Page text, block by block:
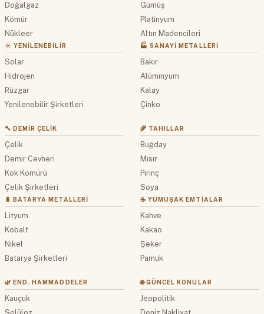
Doğalgaz
Kömür
Nükleer
☀️ YENILENEBILIR
Solar
Hidrojen
Rüzgar
Yenilenebilir Şirketleri
Gümüş
Platinyum
Altın Madencileri
🏭 SANAYI METALLERI
Bakır
Alüminyum
Kalay
Çinko
🔨 DEMIR ÇELIK
Çelik
Demir Cevheri
Kok Kömürü
Çelik Şirketleri
🔋 BATARYA METALLERI
Lityum
Kobalt
Nikel
Batarya Şirketleri
🌾 TAHILLAR
Buğday
Mısır
Pirinç
Soya
☕ YUMUŞAK EMTIALAR
Kahve
Kakao
Şeker
Pamuk
🌿 END. HAMMADDELER
Kauçuk
🌐 GÜNCEL KONULAR
Jeopolitik